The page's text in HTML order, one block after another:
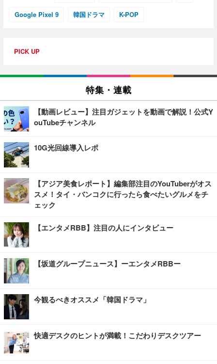
Google Pixel 9 韓国ドラマ K-POP
PICK UP
特集・連載
【動画レビュー】注目ガジェットを動画で解説！公式Y
ouTubeチャンネル
10G光回線導入レポ
【アジア美食レポート】編集部注目のYouTuberがオス
スメ！タイ・バンコクに行ったら食べたいグルメをチ
ェック
【エンタメRBB】注目の人にインタビュー
【坂道グループニュース】ーエンタメRBBー
今観るべきオススメ「韓国ドラマ」
快適デスクのヒントが満載！こだわりデスクツアー